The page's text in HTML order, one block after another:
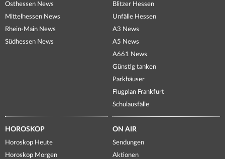
Osthessen News
Mittelhessen News
Rhein-Main News
Südhessen News
Blitzer Hessen
Unfälle Hessen
A3 News
A5 News
A661 News
Günstig tanken
Parkhäuser
Flugplan Frankfurt
Schulausfälle
HOROSKOP
Horoskop Heute
Horoskop Morgen
ON AIR
Sendungen
Aktionen